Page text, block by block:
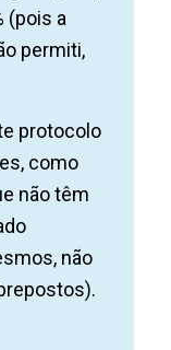
(pois a
permiti,
protocolo
como
não têm
não